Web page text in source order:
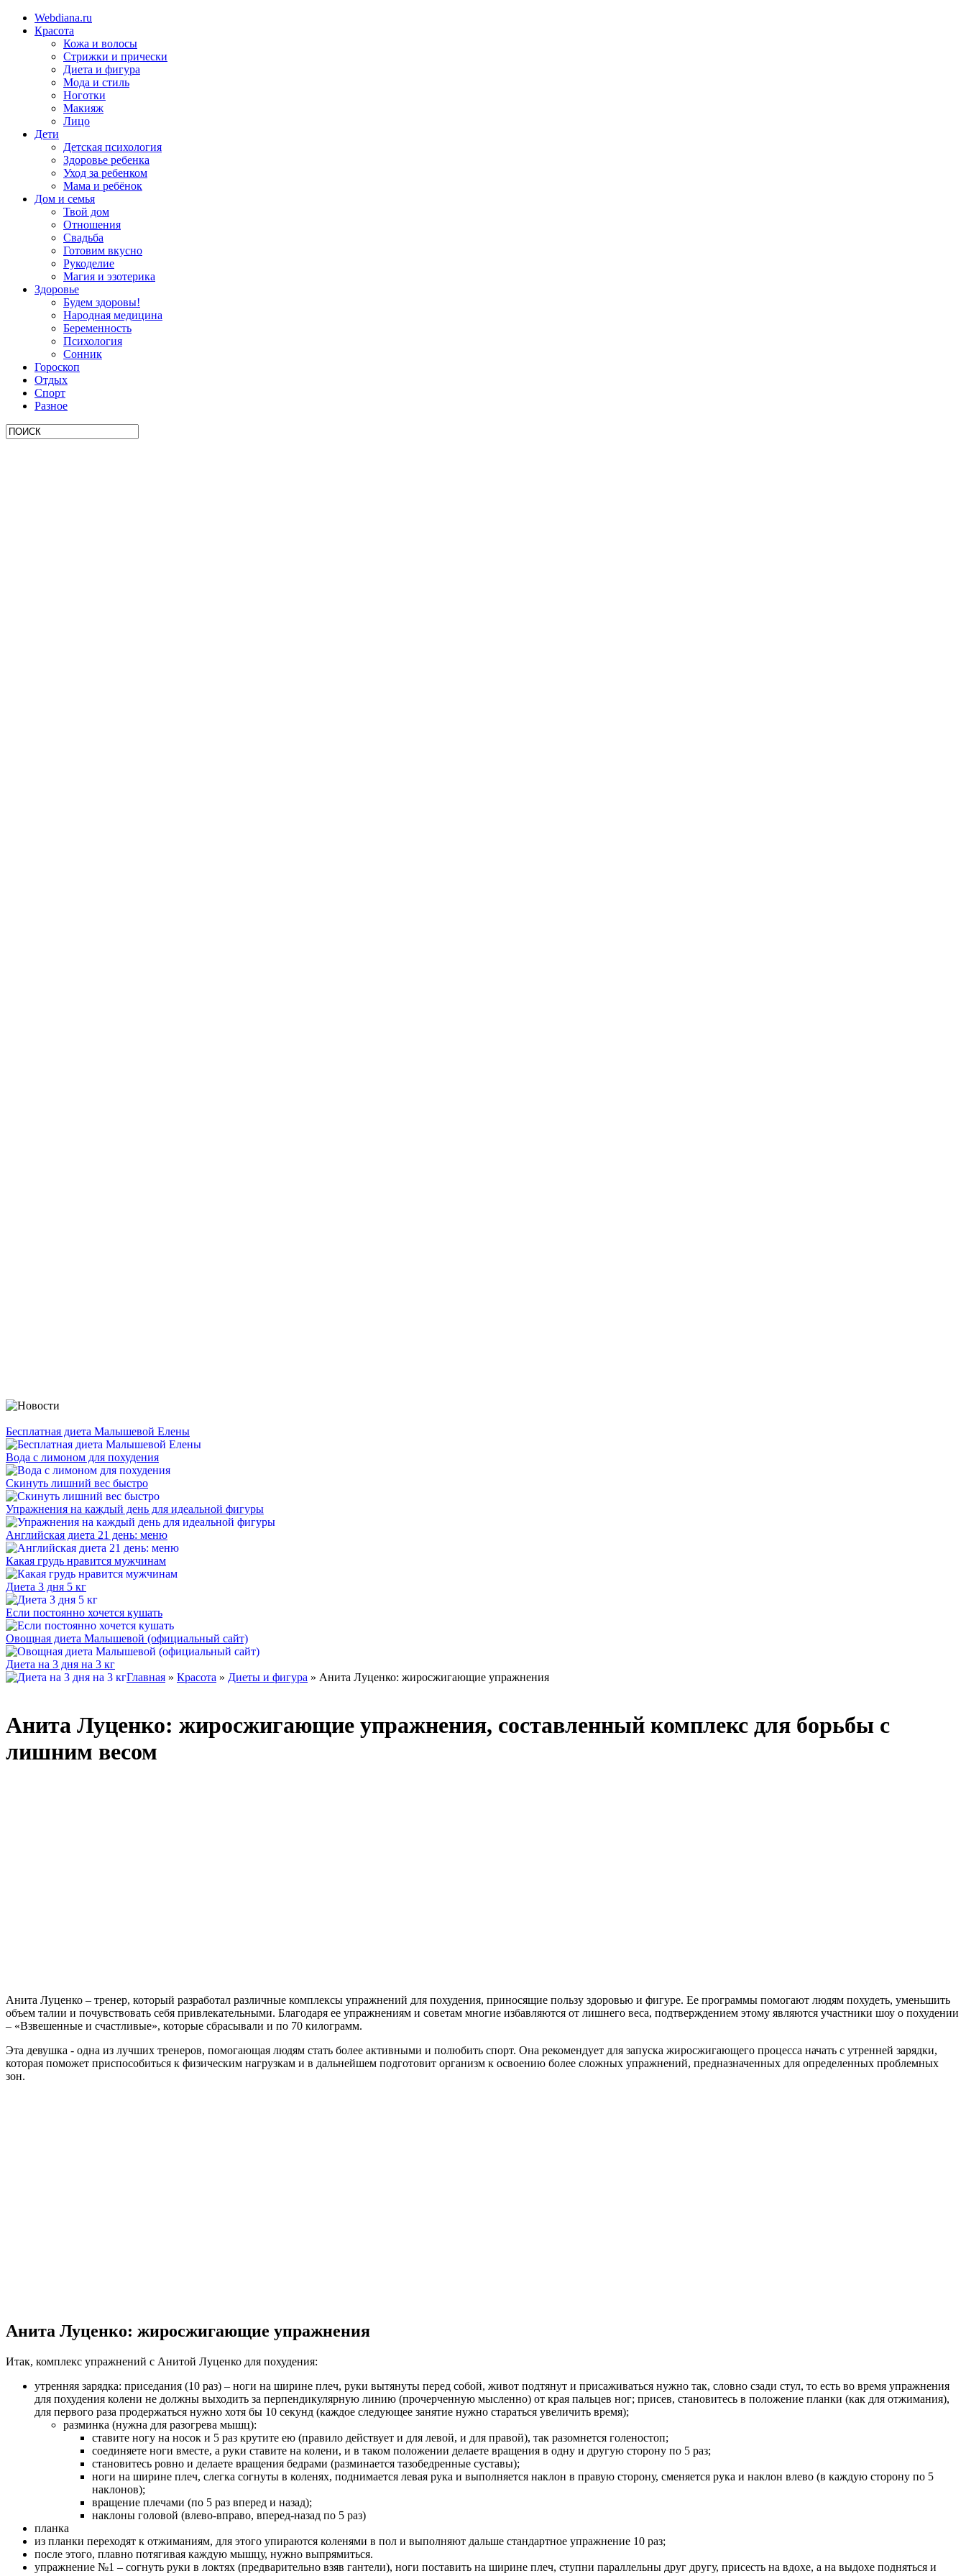
Webdiana.ru
Красота
Кожа и волосы
Стрижки и прически
Диета и фигура
Мода и стиль
Ноготки
Макияж
Лицо
Дети
Детская психология
Здоровье ребенка
Уход за ребенком
Мама и ребёнок
Дом и семья
Твой дом
Отношения
Свадьба
Готовим вкусно
Рукоделие
Магия и эзотерика
Здоровье
Будем здоровы!
Народная медицина
Беременность
Психология
Сонник
Гороскоп
Отдых
Спорт
Разное
Бесплатная диета Малышевой Елены
Вода с лимоном для похудения
Скинуть лишний вес быстро
Упражнения на каждый день для идеальной фигуры
Английская диета 21 день: меню
Какая грудь нравится мужчинам
Диета 3 дня 5 кг
Если постоянно хочется кушать
Овощная диета Малышевой (официальный сайт)
Диета на 3 дня на 3 кг
Главная » Красота » Диеты и фигура » Анита Луценко: жиросжигающие упражнения
Анита Луценко: жиросжигающие упражнения, составленный комплекс для борьбы с
лишним весом
Анита Луценко – тренер, который разработал различные комплексы упражнений для похудения, приносящие пользу здоровью и фигуре. Ее программы помогают людям похудеть, уменьшить
объем талии и почувствовать себя привлекательными. Благодаря ее упражнениям и советам многие избавляются от лишнего веса, подтверждением этому являются участники шоу о похудении
– «Взвешенные и счастливые», которые сбрасывали и по 70 килограмм.
Эта девушка - одна из лучших тренеров, помогающая людям стать более активными и полюбить спорт. Она рекомендует для запуска жиросжигающего процесса начать с утренней зарядки,
которая поможет приспособиться к физическим нагрузкам и в дальнейшем подготовит организм к освоению более сложных упражнений, предназначенных для определенных проблемных
зон.
Анита Луценко: жиросжигающие упражнения
Итак, комплекс упражнений с Анитой Луценко для похудения:
утренняя зарядка: приседания (10 раз) – ноги на ширине плеч, руки вытянуты перед собой, живот подтянут и присаживаться нужно так, словно сзади стул, то есть во время упражнения
для похудения колени не должны выходить за перпендикулярную линию (прочерченную мысленно) от края пальцев ног; присев, становитесь в положение планки (как для отжимания),
для первого раза продержаться нужно хотя бы 10 секунд (каждое следующее занятие нужно стараться увеличить время);
разминка (нужна для разогрева мышц):
ставите ногу на носок и 5 раз крутите ею (правило действует и для левой, и для правой), так разомнется голеностоп;
соединяете ноги вместе, а руки ставите на колени, и в таком положении делаете вращения в одну и другую сторону по 5 раз;
становитесь ровно и делаете вращения бедрами (разминается тазобедренные суставы);
ноги на ширине плеч, слегка согнуты в коленях, поднимается левая рука и выполняется наклон в правую сторону, сменяется рука и наклон влево (в каждую сторону по 5
наклонов);
вращение плечами (по 5 раз вперед и назад);
наклоны головой (влево-вправо, вперед-назад по 5 раз)
планка
из планки переходят к отжиманиям, для этого упираются коленями в пол и выполняют дальше стандартное упражнение 10 раз;
после этого, плавно потягивая каждую мышцу, нужно выпрямиться.
упражнение №1 – согнуть руки в локтях (предварительно взяв гантели), ноги поставить на ширине плеч, ступни параллельны друг другу, присесть на вдохе, а на выдохе подняться и